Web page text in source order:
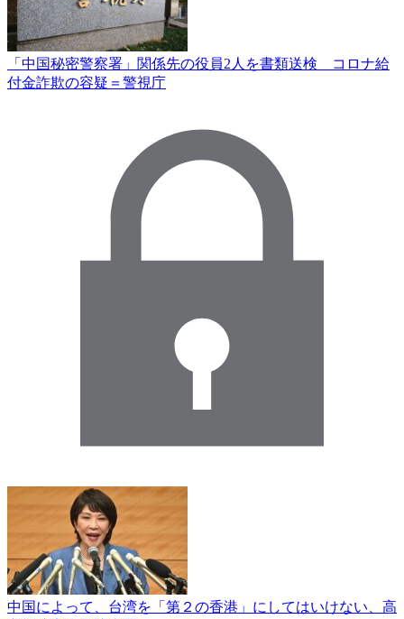
「中国秘密警察署」関係先の役員2人を書類送検 コロナ給
付金詐欺の容疑＝警視庁
中国によって、台湾を「第２の香港」にしてはいけない、高